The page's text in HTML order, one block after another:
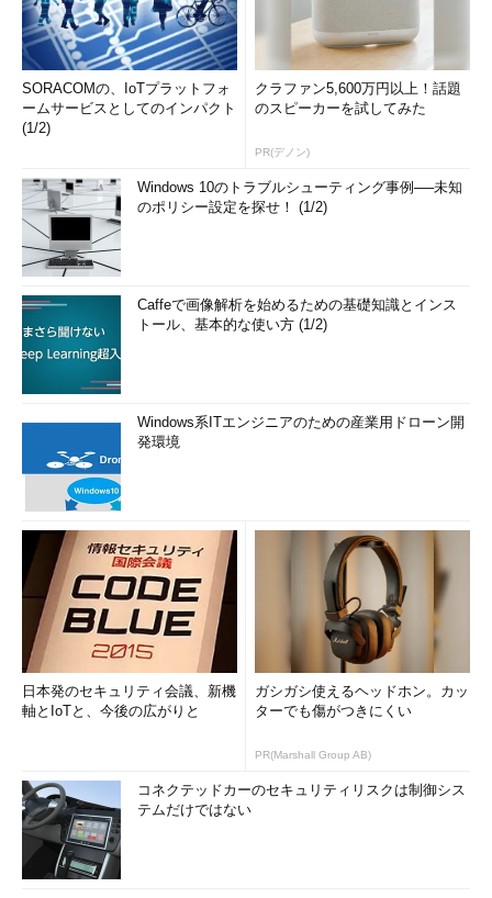
SORACOMの、IoTプラットフォ
ームサービスとしてのインパクト
(1/2)
クラファン5,600万円以上！話題
のスピーカーを試してみた
PR(デノン)
Windows 10のトラブルシューティング事例──未知
のポリシー設定を探せ！ (1/2)
Caffeで画像解析を始めるための基礎知識とインス
トール、基本的な使い方 (1/2)
Windows系ITエンジニアのための産業用ドローン開
発環境
日本発のセキュリティ会議、新機
軸とIoTと、今後の広がりと
ガシガシ使えるヘッドホン。カッ
ターでも傷がつきにくい
PR(Marshall Group AB)
コネクテッドカーのセキュリティリスクは制御シス
テムだけではない